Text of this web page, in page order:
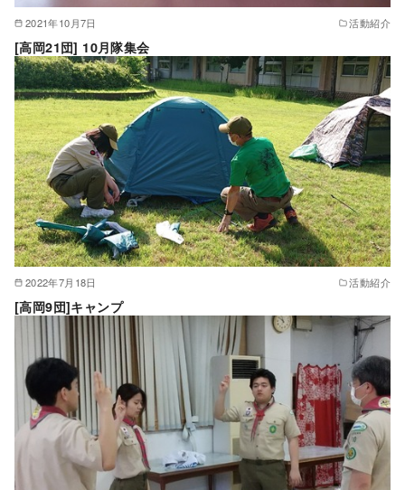
2021年10月7日 活動紹介
[高岡21団] 10月隊集会
2022年7月18日 活動紹介
[高岡9団]キャンプ